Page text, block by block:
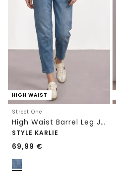
HIGH WAIST
Street One
High Waist Barrel Leg Jeans im Loose Fit
STYLE KARLIE
69,99 €